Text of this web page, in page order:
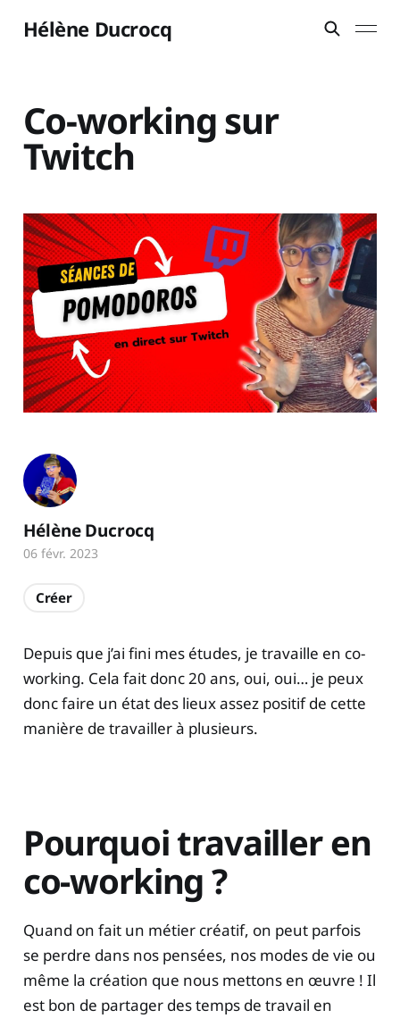
Hélène Ducrocq
Co-working sur
Twitch
Depuis que j’ai fini mes études, je travaille en co-
working. Cela fait donc 20 ans, oui, oui… je peux
donc faire un état des lieux assez positif de cette
manière de travailler à plusieurs.
Pourquoi travailler en
co-working ?
Quand on fait un métier créatif, on peut parfois
se perdre dans nos pensées, nos modes de vie ou
même la création que nous mettons en œuvre ! Il
est bon de partager des temps de travail en
Hélène Ducrocq
06 févr. 2023
Créer